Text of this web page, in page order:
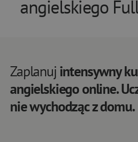
angielskiego
Zaplanujintensywny
angielskiego online.
nie wychodząc z domu.